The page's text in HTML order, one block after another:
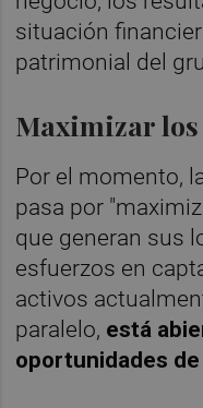
situación
patrimonial del
Maximizar
Por el momento,
pasa por
que generan sus
esfuerzos en
activos
paralelo, está
oportunidades